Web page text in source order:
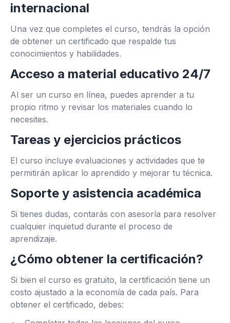
internacional
Una vez que completes el curso, tendrás la opción
de obtener un certificado que respalde tus
conocimientos y habilidades.
Acceso a material educativo 24/7
Al ser un curso en línea, puedes aprender a tu
propio ritmo y revisar los materiales cuando lo
necesites.
Tareas y ejercicios prácticos
El curso incluye evaluaciones y actividades que te
permitirán aplicar lo aprendido y mejorar tu técnica.
Soporte y asistencia académica
Si tienes dudas, contarás con asesoría para resolver
cualquier inquietud durante el proceso de
aprendizaje.
¿Cómo obtener la certificación?
Si bien el curso es gratuito, la certificación tiene un
costo ajustado a la economía de cada país. Para
obtener el certificado, debes: